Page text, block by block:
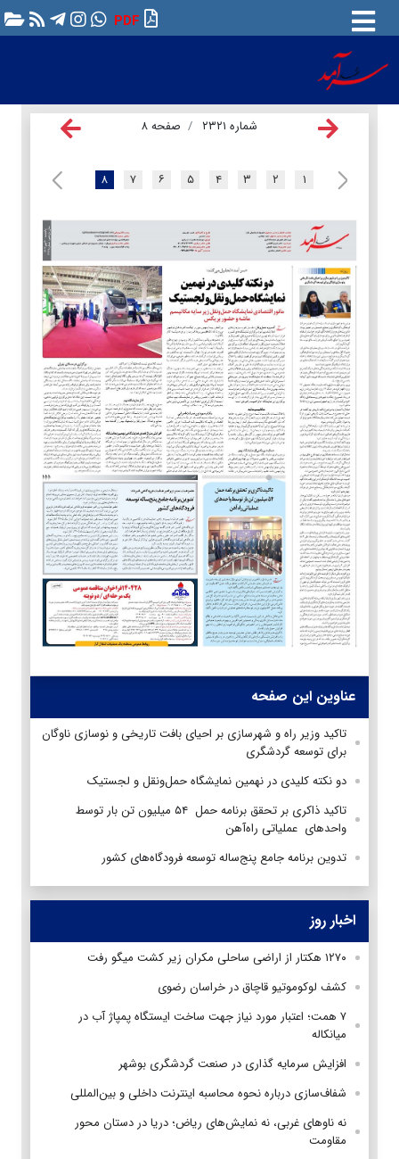
PDF
شماره ۲۳۲۱ صفحه ۸
۱ ۲ ۳ ۴ ۵ ۶ ۷ ۸
عناوین این صفحه
تاکید وزیر راه و شهرسازی بر احیای بافت تاریخی و نوسازی ناوگان
برای توسعه گردشگری
دو نکته کلیدی در نهمین نمایشگاه حمل‌ونقل و لجستیک
تاکید ذاکری بر تحقق برنامه حمل ۵۴ میلیون تن بار توسط
واحدهای عملیاتی راه‌آهن
تدوین برنامه جامع پنج‌ساله توسعه فرودگاه‌های کشور
اخبار روز
۱۲۷۰ هکتار از اراضی ساحلی مکران زیر کشت میگو رفت
کشف لوکوموتیو قاچاق در خراسان رضوی
۷ همت؛ اعتبار مورد نیاز جهت ساخت ایستگاه پمپاژ آب در
میانکاله
افزایش سرمایه گذاری در صنعت گردشگری بوشهر
شفاف‌سازی درباره نحوه محاسبه اینترنت داخلی و بین‌المللی
نه ناوهای غربی، نه نمایش‌های ریاض؛ دریا در دستان محور
مقاومت